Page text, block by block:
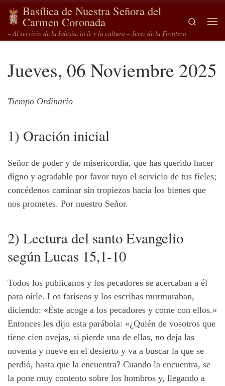
Saltar al contenido
Basílica de Nuestra Señora del
Carmen Coronada
– Al servicio de la Iglesia, la fe y la cultura – Jerez de la Frontera
Search
Jueves, 06 Noviembre 2025
Tiempo Ordinario
1) Oración inicial
Señor de poder y de misericordia, que has querido hacer
digno y agradable por favor tuyo el servicio de tus fieles;
concédenos caminar sin tropiezos hacia los bienes que
nos prometes. Por nuestro Señor.
2) Lectura del santo Evangelio
según Lucas 15,1-10
Todos los publicanos y los pecadores se acercaban a él
para oírle. Los fariseos y los escribas murmuraban,
diciendo: «Éste acoge a los pecadores y come con ellos.»
Entonces les dijo esta parábola: «¿Quién de vosotros que
tiene cien ovejas, si pierde una de ellas, no deja las
noventa y nueve en el desierto y va a buscar la que se
perdió, hasta que la encuentra? Cuando la encuentra, se
la pone muy contento sobre los hombros y, llegando a